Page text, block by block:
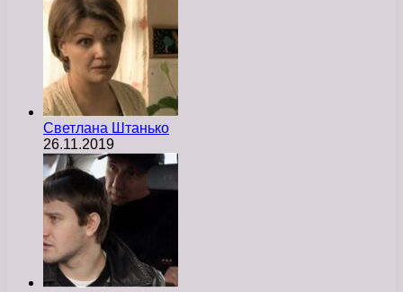
Светлана Штанько
26.11.2019